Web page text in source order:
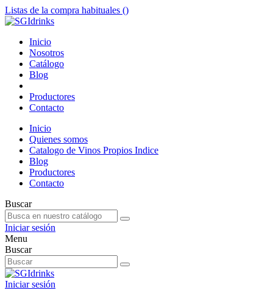
Listas de la compra habituales ()
Inicio
Nosotros
Catálogo
Blog
Productores
Contacto
Inicio
Quienes somos
Catalogo de Vinos Propios Indice
Blog
Productores
Contacto
Buscar
Iniciar sesión
Menu
Buscar
Iniciar sesión